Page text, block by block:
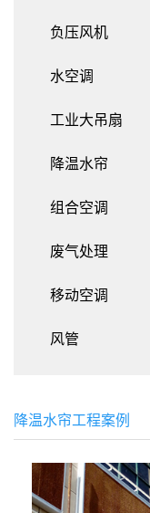
负压风机
水空调
工业大吊扇
降温水帘
组合空调
废气处理
移动空调
风管
降温水帘工程案例